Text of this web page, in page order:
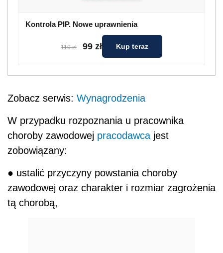
Kontrola PIP. Nowe uprawnienia
119 zł 99 zł Kup teraz
Zobacz serwis: Wynagrodzenia
W przypadku rozpoznania u pracownika
choroby zawodowej pracodawcajest
zobowiązany:
● ustalić przyczyny powstania choroby
zawodowej oraz charakter i rozmiar zagrożenia
tą chorobą,